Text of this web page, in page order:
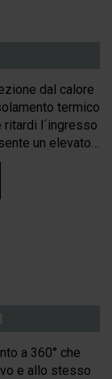
dal calore
termico
ritardi l´ingresso
un elevato
a 360° che
e allo stesso